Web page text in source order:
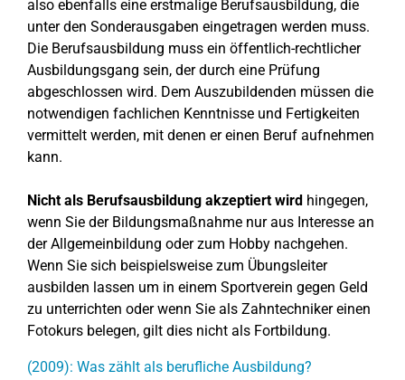
also ebenfalls eine erstmalige Berufsausbildung, die
unter den Sonderausgaben eingetragen werden muss.
Die Berufsausbildung muss ein öffentlich-rechtlicher
Ausbildungsgang sein, der durch eine Prüfung
abgeschlossen wird. Dem Auszubildenden müssen die
notwendigen fachlichen Kenntnisse und Fertigkeiten
vermittelt werden, mit denen er einen Beruf aufnehmen
kann.
Nicht als Berufsausbildung akzeptiert wird hingegen,
wenn Sie der Bildungsmaßnahme nur aus Interesse an
der Allgemeinbildung oder zum Hobby nachgehen.
Wenn Sie sich beispielsweise zum Übungsleiter
ausbilden lassen um in einem Sportverein gegen Geld
zu unterrichten oder wenn Sie als Zahntechniker einen
Fotokurs belegen, gilt dies nicht als Fortbildung.
(2009): Was zählt als berufliche Ausbildung?